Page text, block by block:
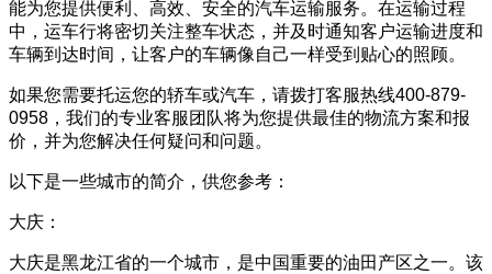
能为您提供便利、高效、安全的汽车运输服务。在运输过程
中，运车行将密切关注整车状态，并及时通知客户运输进度和
车辆到达时间，让客户的车辆像自己一样受到贴心的照顾。
如果您需要托运您的轿车或汽车，请拨打客服热线400-879-
0958，我们的专业客服团队将为您提供最佳的物流方案和报
价，并为您解决任何疑问和问题。
以下是一些城市的简介，供您参考：
大庆：
大庆是黑龙江省的一个城市，是中国重要的油田产区之一。该